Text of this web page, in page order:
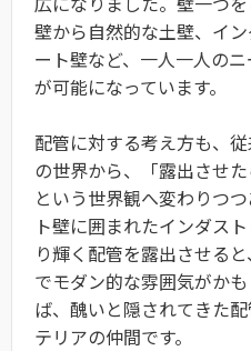
壁から自然的な土壁、イ
ート壁など、一人一人の
が可能になっています。
配管に対する考え方も、
の世界から、「露出させ
という世界観へ変わりつ
ト壁に囲まれたインダス
り輝く配管を露出させる
でモダン的な雰囲気がか
ば、醜いと隠されてきた
テリアの仲間です。